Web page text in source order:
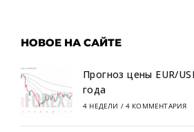
НОВОЕ НА САЙТЕ
Прогноз цены EUR/
года
4 НЕДЕЛИ / 4 КОММЕНТАРИЯ